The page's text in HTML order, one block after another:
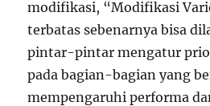
modifikasi, “Modifikasi
terbatas sebenarnya bisa
pintar-pintar mengatur
pada bagian-bagian yang
mempengaruhi performa